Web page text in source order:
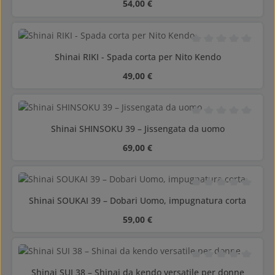
Prezzo normale:
54,00 €
Valutazione media
Shinai RIKI - Spada corta per Nito Kendo
Prezzo normale:
49,00 €
Valutazione media
Shinai SHINSOKU 39 – Jissengata da uomo
Prezzo normale:
69,00 €
Valutazione media
Shinai SOUKAI 39 – Dobari Uomo, impugnatura corta
Prezzo normale:
59,00 €
Valutazione media
Shinai SUI 38 – Shinai da kendo versatile per donne